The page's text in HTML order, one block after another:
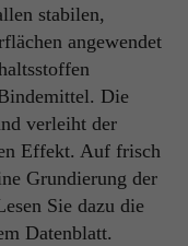
stabilen,
angewendet
Die
verleiht der
Effekt. Auf frisch
Grundierung der
Sie dazu die
Datenblatt.